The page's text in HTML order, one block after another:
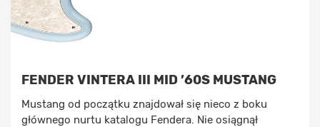
FENDER VINTERA III MID ’60S MUSTANG
Mustang od początku znajdował się nieco z boku
głównego nurtu katalogu Fendera. Nie osiągnął